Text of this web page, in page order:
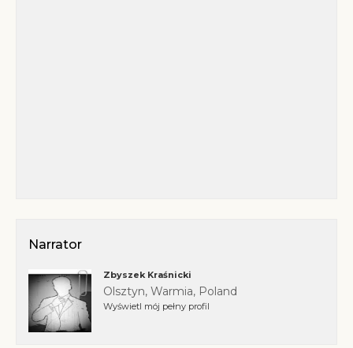
Narrator
Zbyszek Kraśnicki
Olsztyn, Warmia, Poland
Wyświetl mój pełny profil